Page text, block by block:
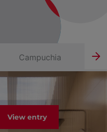
Campuchia
View entry